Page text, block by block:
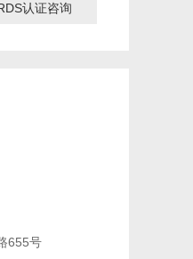
认证咨询
655号